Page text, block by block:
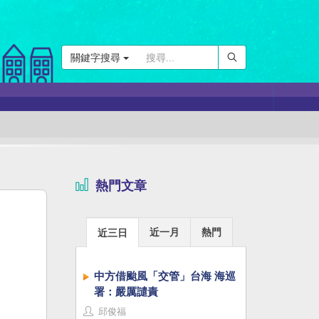
關鍵字搜尋
熱門文章
近三日 近一月 熱門
中方借颱風「交管」台海 海巡
署：嚴厲譴責
邱俊福